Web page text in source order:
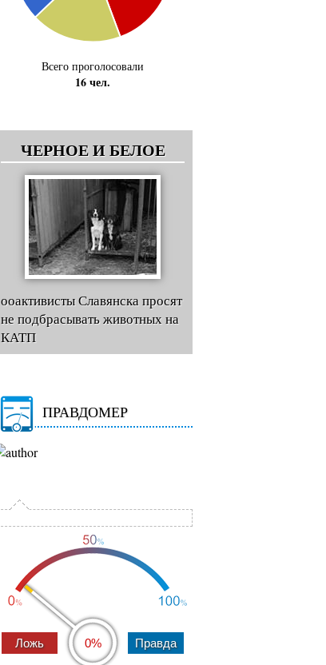
Всего проголосовали
16 чел.
ЧЕРНОЕ И БЕЛОЕ
ооактивисты Славянска просят
не подбрасывать животных на
КАТП
ПРАВДОМЕР
0%